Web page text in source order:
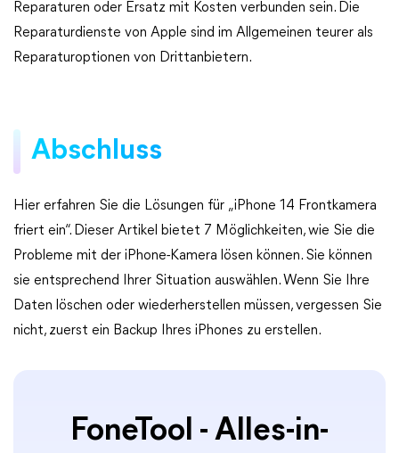
Reparaturen oder Ersatz mit Kosten verbunden sein. Die
Reparaturdienste von Apple sind im Allgemeinen teurer als
Reparaturoptionen von Drittanbietern.
Abschluss
Hier erfahren Sie die Lösungen für „iPhone 14 Frontkamera
friert ein“. Dieser Artikel bietet 7 Möglichkeiten, wie Sie die
Probleme mit der iPhone-Kamera lösen können. Sie können
sie entsprechend Ihrer Situation auswählen. Wenn Sie Ihre
Daten löschen oder wiederherstellen müssen, vergessen Sie
nicht, zuerst ein Backup Ihres iPhones zu erstellen.
FoneTool - Alles-in-